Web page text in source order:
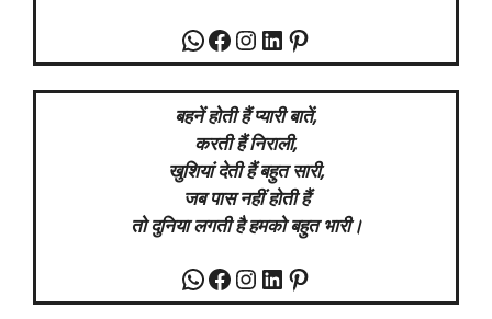
WhatsApp
Facebook
Instagram
LinkedIn
Pinterest
बहनें होती हैं प्यारी बातें,
करती हैं निराली,
खुशियां देती हैं बहुत सारी,
जब पास नहीं होती हैं
तो दुनिया लगती है हमको बहुत भारी।
WhatsApp
Facebook
Instagram
LinkedIn
Pinterest